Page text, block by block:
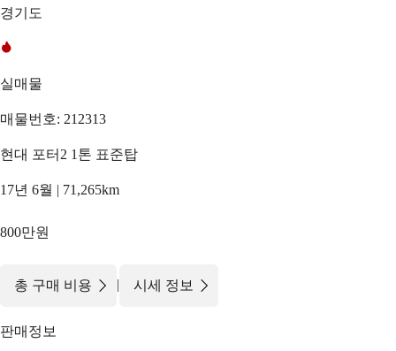
경기도
실매물
매물번호: 212313
현대 포터2 1톤 표준탑
17년 6월 | 71,265km
800만원
총 구매 비용 | 시세 정보
판매정보